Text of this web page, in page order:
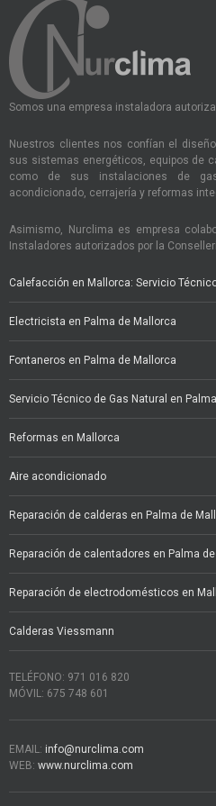
Somos una empresa instaladora
Nuestros clientes nos confían el
sus sistemas energéticos, equipos de
como de sus instalaciones de
acondicionado, cerrajería y reformas
Asimismo, Nurclima es empresa
Instaladores autorizados por la
Calefacción en Mallorca: Servicio
Electricista en Palma de Mallorca
Fontaneros en Palma de Mallorca
Servicio Técnico de Gas Natural en Palma
Reformas en Mallorca
Aire acondicionado
Reparación de calderas en Palma de
Reparación de calentadores en Palma
Reparación de electrodomésticos en
Calderas Viessmann
TELÉFONO: 971 016 820
MÓVIL: 675 748 601
EMAIL: info@nurclima.com
WEB: www.nurclima.com